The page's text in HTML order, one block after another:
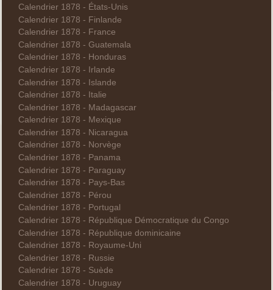
Calendrier 1878 - États-Unis
Calendrier 1878 - Finlande
Calendrier 1878 - France
Calendrier 1878 - Guatemala
Calendrier 1878 - Honduras
Calendrier 1878 - Irlande
Calendrier 1878 - Islande
Calendrier 1878 - Italie
Calendrier 1878 - Madagascar
Calendrier 1878 - Mexique
Calendrier 1878 - Nicaragua
Calendrier 1878 - Norvège
Calendrier 1878 - Panama
Calendrier 1878 - Paraguay
Calendrier 1878 - Pays-Bas
Calendrier 1878 - Pérou
Calendrier 1878 - Portugal
Calendrier 1878 - République Démocratique du Congo
Calendrier 1878 - République dominicaine
Calendrier 1878 - Royaume-Uni
Calendrier 1878 - Russie
Calendrier 1878 - Suède
Calendrier 1878 - Uruguay